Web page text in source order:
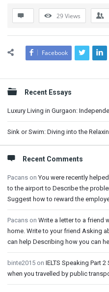
29Views
Facebook
Sidebar
Recent Essays
Luxury Living in Gurgaon:
Sink or Swim: Diving into the
Recent Comments
Pacans onYou were recently
to the airport to Describe the
Suggest how to reward the
Pacans on Write a letter to a friend
home. Write to your friend Asking
can help Describing how you can
binte2015 on IELTS Speaking Part
when you travelled by public